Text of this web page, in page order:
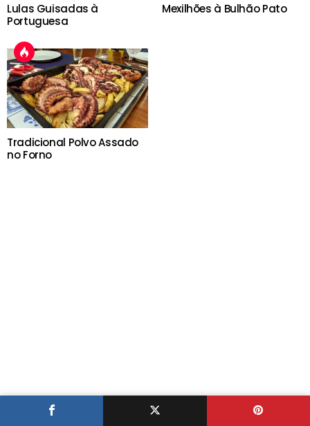
Lulas Guisadas à
Portuguesa
Mexilhões à Bulhão Pato
Tradicional Polvo Assado
no Forno